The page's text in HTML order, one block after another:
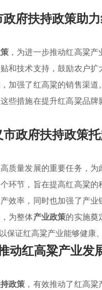
府扶持政策助
，为进一步推动红高粱
和技术支持，鼓励农户
加强了红高粱的销售渠
些措施在提升红高粱品
市政府扶持政策
质量发展的重要任务，
环节，旨在提高红高粱
效率，同时也加强了产
为整体产业政策的实施奠
保证红高粱产业能够健康
动红高粱产业发
政策 ，有效推动了红高